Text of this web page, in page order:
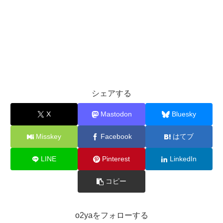
シェアする
X Mastodon Bluesky
Misskey Facebook はてブ
LINE Pinterest LinkedIn
コピー
o2yaをフォローする